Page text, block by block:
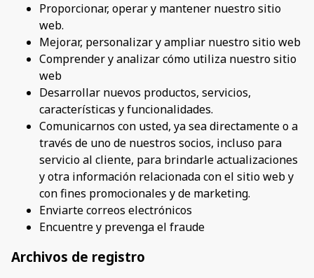
Proporcionar, operar y mantener nuestro sitio
web.
Mejorar, personalizar y ampliar nuestro sitio web
Comprender y analizar cómo utiliza nuestro sitio
web
Desarrollar nuevos productos, servicios,
características y funcionalidades.
Comunicarnos con usted, ya sea directamente o a
través de uno de nuestros socios, incluso para
servicio al cliente, para brindarle actualizaciones
y otra información relacionada con el sitio web y
con fines promocionales y de marketing.
Enviarte correos electrónicos
Encuentre y prevenga el fraude
Archivos de registro